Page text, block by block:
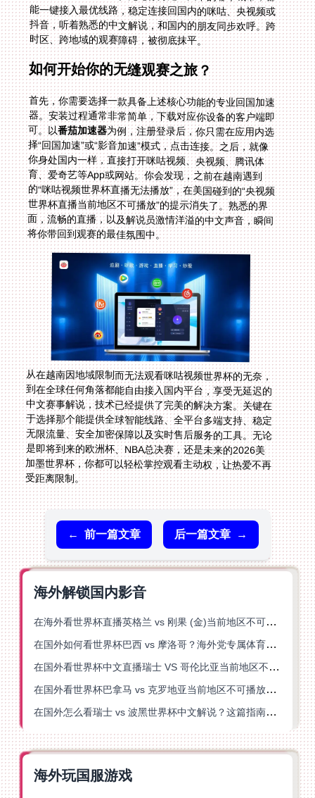
时区、跨地域的观赛障碍，被彻底抹平。
如何开始你的无缝观赛之旅？
首先，你需要选择一款具备上述核心功能的专业回国加速
器。安装过程通常非常简单，下载对应你设备的客户端即
可。以番茄加速器为例，注册登录后，你只需在应用内选
择“回国加速”或“影音加速”模式，点击连接。之后，就像
你身处国内一样，直接打开咪咕视频、央视频、腾讯体
育、爱奇艺等App或网站。你会发现，之前在越南遇到
的“咪咕视频世界杯直播无法播放”，在美国碰到的“央视频
世界杯直播当前地区不可播放”的提示消失了。熟悉的界
面，流畅的直播，以及解说员激情洋溢的中文声音，瞬间
将你带回到观赛的最佳氛围中。
从在越南因地域限制而无法观看咪咕视频世界杯的无奈，
到在全球任何角落都能自由接入国内平台，享受无延迟的
中文赛事解说，技术已经提供了完美的解决方案。关键在
于选择那个能提供全球智能线路、全平台多端支持、稳定
无限流量、安全加密保障以及实时售后服务的工具。无论
是即将到来的欧洲杯、NBA总决赛，还是未来的2026美
加墨世界杯，你都可以轻松掌控观看主动权，让热爱不再
受距离限制。
← 前一篇文章 后一篇文章 →
海外解锁国内影音
在海外看世界杯直播英格兰 vs 刚果 (金)当前地区不可播放？这篇指南帮你突破所有限制
在国外如何看世界杯巴西 vs 摩洛哥？海外党专属体育观赛指南来了
在国外看世界杯中文直播瑞士 VS 哥伦比亚当前地区不可播放？这篇指南帮你搞定
在国外看世界杯巴拿马 vs 克罗地亚当前地区不可播放？这篇指南帮你轻松解决海外体育直播难题
在国外怎么看瑞士 vs 波黑世界杯中文解说？这篇指南帮你搞定所有地区限制问题
海外玩国服游戏